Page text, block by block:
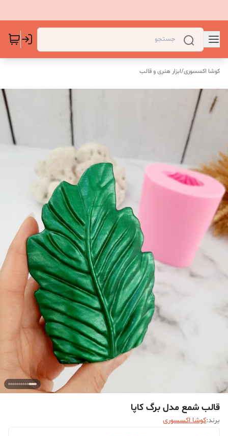
کوشا اکسسوری/ابزار هنری و قالب
قالب شمع مدل برگ کاپا
برند:کوشا اکسسوری